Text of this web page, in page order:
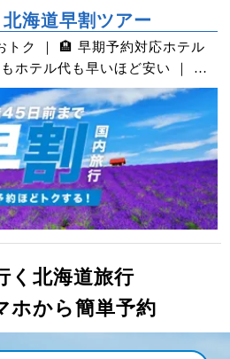
海道早割ツアー
トク ｜ 🏨 早期予約対応ホテル
ホテル代も早いほど安い ｜ 💰
質0円
く北海道旅行
ホから簡単予約